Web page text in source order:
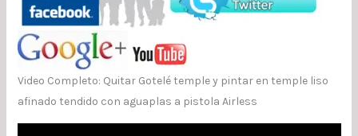
Video Completo: Quitar Gotelé temple y pintar en temple liso
afinado tendido con aguaplas a pistola Airless